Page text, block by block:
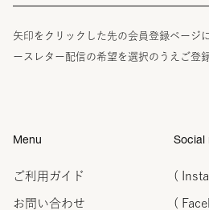
矢印をクリックした先の会員登録ページ
ースレター配信の希望を選択のうえご登
Menu
ご利用ガイド
お問い合わせ
Social
(
(